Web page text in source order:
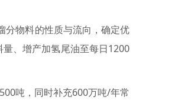
物料的性质与流向，确定优
、增产加氢尾油至每日1200
吨，同时补充600万吨/年常